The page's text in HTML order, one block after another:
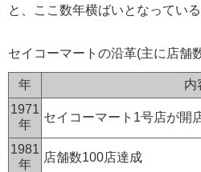
と、ここ数年横ばいとなっている
セイコーマートの沿革(主に店舗
年
内
1971
年
セイコーマート1号店が開
1981
年
店舗数100店達成